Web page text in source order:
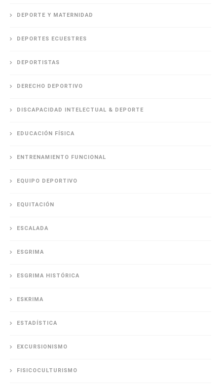
DEPORTE Y MATERNIDAD
DEPORTES ECUESTRES
DEPORTISTAS
DERECHO DEPORTIVO
DISCAPACIDAD INTELECTUAL & DEPORTE
EDUCACIÓN FÍSICA
ENTRENAMIENTO FUNCIONAL
EQUIPO DEPORTIVO
EQUITACIÓN
ESCALADA
ESGRIMA
ESGRIMA HISTÓRICA
ESKRIMA
ESTADÍSTICA
EXCURSIONISMO
FISICOCULTURISMO